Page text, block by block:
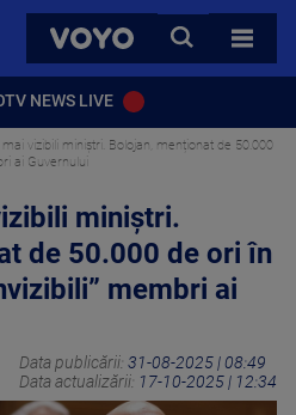
VOYO
CAUTA
TOATE
NEWS LIVE
vizibili miniștri. Bolojan, menționat de 50.000
ai Guvernului
miniștri.
de 50.000 de ori în
membri ai
Data publicării: 31-08-2025 | 08:49
Data actualizării: 17-10-2025 | 12:34